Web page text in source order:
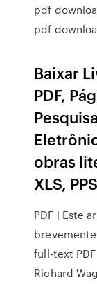
pdf
pdf
Baixar
PDF,
obras
XLS, PPS
PDF | Este
full-text
Richard